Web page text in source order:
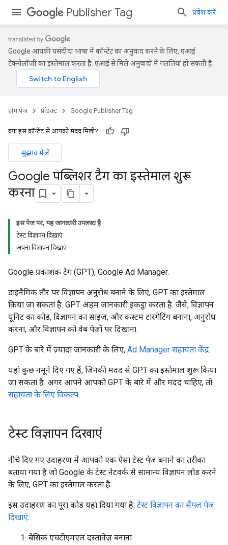
Publisher Tag प्रवेश करें
Google आपकी पसंदीदा भाषा में कॉन्टेंट का अनुवाद करने के लिए, एआई
टेक्नोलॉजी का इस्तेमाल करता है. एआई से मिले अनुवादों में गलतियां हो सकती हैं.
होम पेज प्रॉडक्ट Google Publisher Tag
क्या इस कॉन्टेंट से आपको मदद मिली?
सुझाव भेजें
Google पब्लिशर टैग का इस्तेमाल शुरू
करना
इस पेज पर, यह जानकारी उपलब्ध है
टेस्ट विज्ञापन दिखाएं
अपना विज्ञापन दिखाएं
Google प्रकाशक टैग (GPT), Google Ad Manager.
डाइनैमिक तौर पर विज्ञापन अनुरोध बनाने के लिए, GPT का इस्तेमाल
किया जा सकता है. GPT अहम जानकारी इकट्ठा करता है. जैसे, विज्ञापन
यूनिट का कोड, विज्ञापन का साइज़, और कस्टम टारगेटिंग बनाना, अनुरोध
करना, और विज्ञापन को वेब पेजों पर दिखाना.
GPT के बारे में ज़्यादा जानकारी के लिए, Ad Manager सहायता केंद्र.
यहां कुछ नमूने दिए गए हैं, जिनकी मदद से GPT का इस्तेमाल शुरू किया
जा सकता है. अगर आपने आपको GPT के बारे में और मदद चाहिए, तो
सहायता के लिए विकल्प.
टेस्ट विज्ञापन दिखाएं
नीचे दिए गए उदाहरण में आपको एक ऐसा टेस्ट पेज बनाने का तरीका
बताया गया है जो Google के टेस्ट नेटवर्क से सामान्य विज्ञापन लोड करने
के लिए, GPT का इस्तेमाल करता है.
इस उदाहरण का पूरा कोड यहां दिया गया है: टेस्ट विज्ञापन का सैंपल पेज
दिखाएं.
बेसिक एचटीएमएल दस्तावेज़ बनाना